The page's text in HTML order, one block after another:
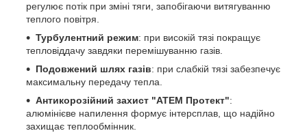
регулює потік при зміні тяги, запобігаючи витягуванню
теплого повітря.
Турбулентний режим: при високій тязі покращує
тепловіддачу завдяки перемішуванню газів.
Подовжений шлях газів: при слабкій тязі забезпечує
максимальну передачу тепла.
Антикорозійний захист "АТЕМ Протект":
алюмінієве напилення формує інтерсплав, що надійно
захищає теплообмінник.